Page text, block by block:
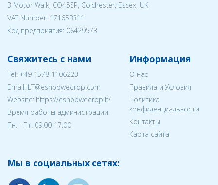
3 Motor Walk, CO45SP, Colchester, Essex, UK
VAT Number: 171653311
Код предприятия: 08429573
Свяжитесь с нами
Tel: +49 1578 1106223
Email: LT@eshopwedrop.com
Website: https://eshopwedrop.lt/
Время работы администрации:
Пн. - Пт. 09:00-17:00
Информация
О нас
Правила и Условия
Политика
конфиденциальности
Контакты
Карта сайта
Мы в социальных сетях: